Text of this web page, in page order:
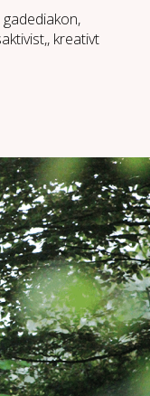
kreativt